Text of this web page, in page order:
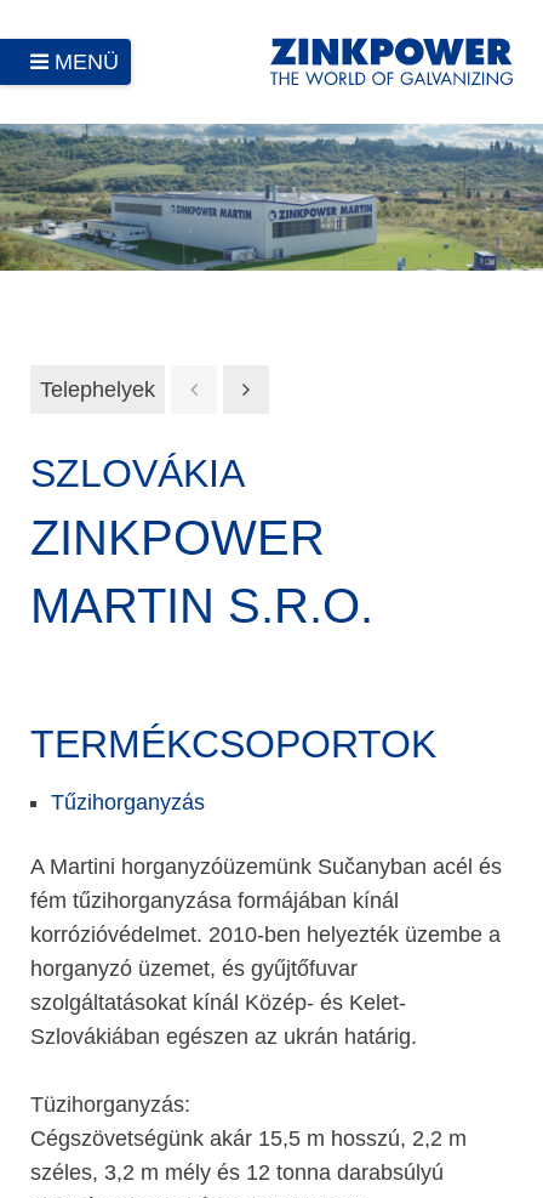
MENÜ
Telephelyek
SZLOVÁKIA
ZINKPOWER
MARTIN S.R.O.
TERMÉKCSOPORTOK
Tűzihorganyzás
A Martini horganyzóüzemünk Sučanyban acél és
fém tűzihorganyzása formájában kínál
korrózióvédelmet. 2010-ben helyezték üzembe a
horganyzó üzemet, és gyűjtőfuvar
szolgáltatásokat kínál Közép- és Kelet-
Szlovákiában egészen az ukrán határig.
Tüzihorganyzás:
Cégszövetségünk akár 15,5 m hosszú, 2,2 m
széles, 3,2 m mély és 12 tonna darabsúlyú